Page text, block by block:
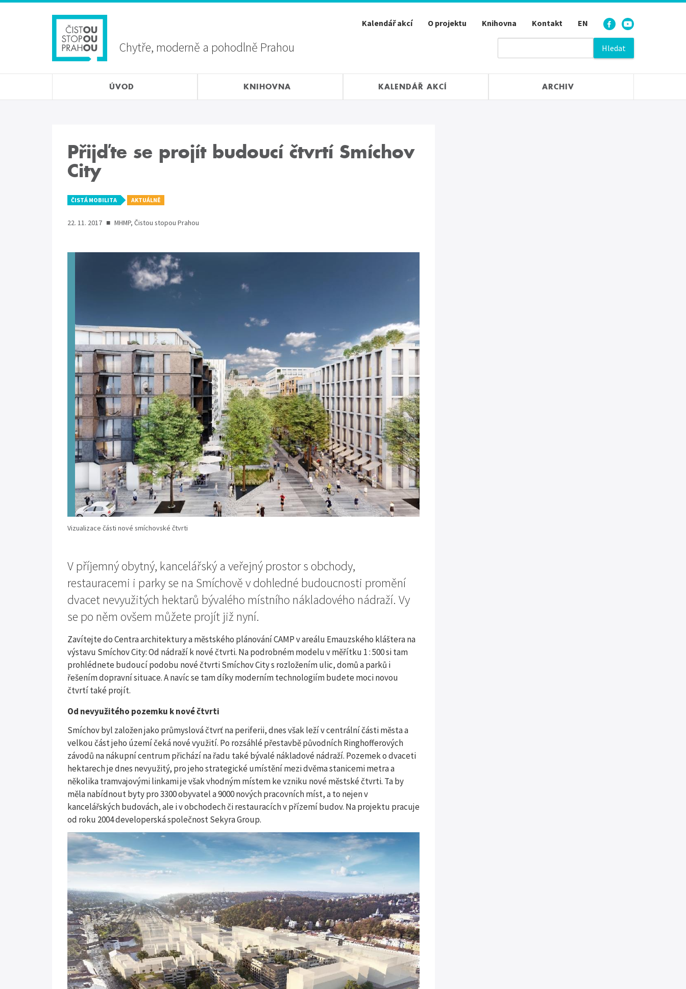
Chytře, moderně a pohodlně Prahou
menu
Kalendář akcí O projektu Knihovna Kontakt EN
ÚVOD KNIHOVNA KALENDÁŘ AKCÍ ARCHIV
Přijďte se projít budoucí čtvrtí Smíchov
City
ČISTÁ MOBILITA AKTUÁLNĚ
22. 11. 2017 ■ MHMP, Čistou stopou Prahou
Vizualizace části nové smíchovské čtvrti
V příjemný obytný, kancelářský a veřejný prostor s obchody,
restauracemi i parky se na Smíchově v dohledné budoucnosti promění
dvacet nevyužitých hektarů bývalého místního nákladového nádraží. Vy
se po něm ovšem můžete projít již nyní.
Zavítejte do Centra architektury a městského plánování CAMP v areálu Emauzského kláštera na
výstavu Smíchov City: Od nádraží k nové čtvrti. Na podrobném modelu v měřítku 1 : 500 si tam
prohlédnete budoucí podobu nové čtvrti Smíchov City s rozložením ulic, domů a parků i
řešením dopravní situace. A navíc se tam díky moderním technologiím budete moci novou
čtvrtí také projít.
Od nevyužitého pozemku k nové čtvrti
Smíchov byl založen jako průmyslová čtvrť na periferii, dnes však leží v centrální části města a
velkou část jeho území čeká nové využití. Po rozsáhlé přestavbě původních Ringhofferových
závodů na nákupní centrum přichází na řadu také bývalé nákladové nádraží. Pozemek o dvaceti
hektarech je dnes nevyužitý, pro jeho strategické umístění mezi dvěma stanicemi metra a
několika tramvajovými linkami je však vhodným místem ke vzniku nové městské čtvrti. Ta by
měla nabídnout byty pro 3300 obyvatel a 9000 nových pracovních míst, a to nejen v
kancelářských budovách, ale i v obchodech či restauracích v přízemí budov. Na projektu pracuje
od roku 2004 developerská společnost Sekyra Group.